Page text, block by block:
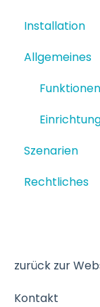
Installation
Allgemeines
Funktionen
Szenarien
Rechtliches
zurück zur
Kontakt